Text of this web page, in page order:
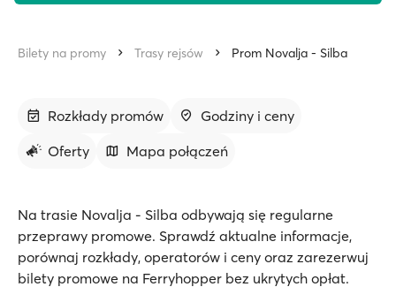
Bilety na promy Trasy rejsów Prom Novalja - Silba
Rozkłady promów
Godziny i ceny
Oferty
Mapa połączeń
Na trasie Novalja - Silba odbywają się regularne
przeprawy promowe. Sprawdź aktualne informacje,
porównaj rozkłady, operatorów i ceny oraz zarezerwuj
bilety promowe na Ferryhopper bez ukrytych opłat.